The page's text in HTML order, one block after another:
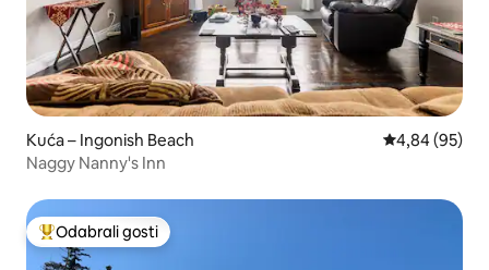
Kuća – Ingonish Beach Prosječna
4,84 (95)
Naggy Nanny's Inn
Među najviše rangiranima s oznakom „Odabrali gosti”
Odabrali gosti